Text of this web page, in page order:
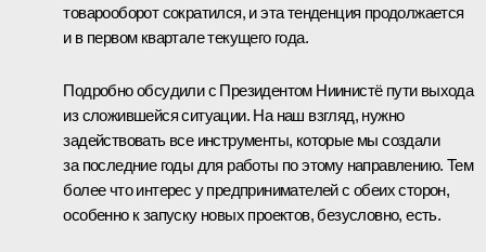
товарооборот сократился, и эта тенденция продолжается
и в первом квартале текущего года.
Подробно обсудили с Президентом Ниинистё пути выхода
из сложившейся ситуации. На наш взгляд, нужно
задействовать все инструменты, которые мы создали
за последние годы для работы по этому направлению. Тем
более что интерес у предпринимателей с обеих сторон,
особенно к запуску новых проектов, безусловно, есть.